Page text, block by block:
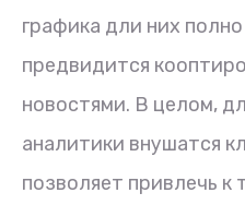
графика дли них
предвидится
новостями. В целом,
аналитики внушатся
позволяет привлечь